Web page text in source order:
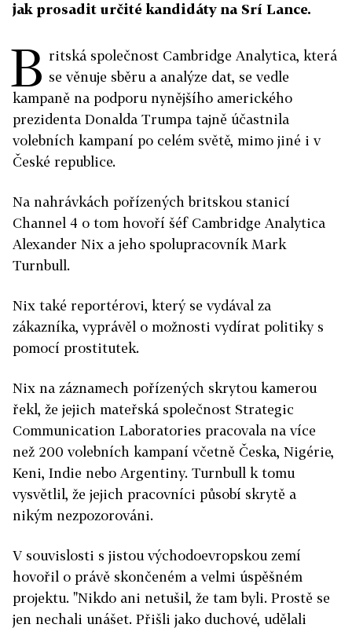
jak prosadit určité kandidáty na Srí Lance.
B ritská společnost Cambridge Analytica, která
se věnuje sběru a analýze dat, se vedle
kampaně na podporu nynějšího amerického
prezidenta Donalda Trumpa tajně účastnila
volebních kampaní po celém světě, mimo jiné i v
České republice.
Na nahrávkách pořízených britskou stanicí
Channel 4 o tom hovoří šéf Cambridge Analytica
Alexander Nix a jeho spolupracovník Mark
Turnbull.
Nix také reportérovi, který se vydával za
zákazníka, vyprávěl o možnosti vydírat politiky s
pomocí prostitutek.
Nix na záznamech pořízených skrytou kamerou
řekl, že jejich mateřská společnost Strategic
Communication Laboratories pracovala na více
než 200 volebních kampaní včetně Česka, Nigérie,
Keni, Indie nebo Argentiny. Turnbull k tomu
vysvětlil, že jejich pracovníci působí skrytě a
nikým nezpozorováni.
V souvislosti s jistou východoevropskou zemí
hovořil o právě skončeném a velmi úspěšném
projektu. "Nikdo ani netušil, že tam byli. Prostě se
jen nechali unášet. Přišli jako duchové, udělali